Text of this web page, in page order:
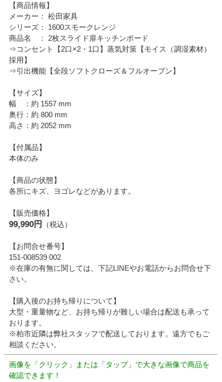
【商品情報】
メーカー： 松田家具
シリーズ： 1600スモークレンジ
商品名 ： 2枚スライド扉キッチンボード
⇒コンセント【2口×2・1口】蒸気対策【モイス（調湿素材）
採用】
⇒引出機能【全段ソフトクローズ＆フルオープン】
【サイズ】
幅 ：約 1557 mm
奥行：約 800 mm
高さ：約 2052 mm
【付属品】
本体のみ
【商品の状態】
各所にキズ、ヨゴレなどがあります。
【販売価格】
99,990円 （税込）
【お問合せ番号】
151-008539 002
※在庫の有無に関しては、下記LINEやお電話からお問合せ下
さい。
【購入後のお持ち帰りについて】
大型・重量物など、お持ち帰りが難しい場合は配送も承って
おります。
※柏市近隣は弊社スタッフで配送しております。遠方でもご
相談ください。
画像を「クリック」または「タップ」で大きな画像で商品を
確認できます！